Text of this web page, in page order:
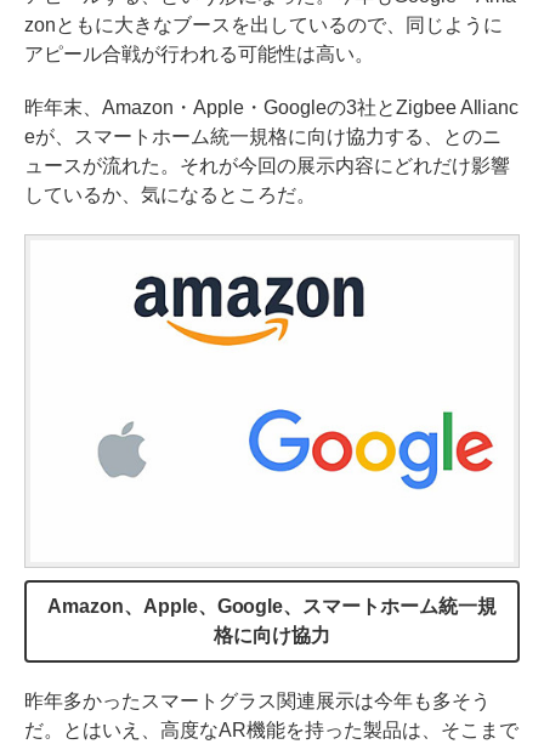
zonともに大きなブースを出しているので、同じように
アピール合戦が行われる可能性は高い。
昨年末、Amazon・Apple・Googleの3社とZigbee Allianc
eが、スマートホーム統一規格に向け協力する、とのニ
ュースが流れた。それが今回の展示内容にどれだけ影響
しているか、気になるところだ。
Amazon、Apple、Google、スマートホーム統一規
格に向け協力
昨年多かったスマートグラス関連展示は今年も多そう
だ。とはいえ、高度なAR機能を持った製品は、そこまで